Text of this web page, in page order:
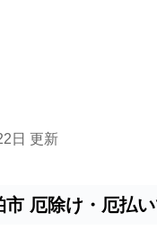
日 更新
市 厄除け・厄払